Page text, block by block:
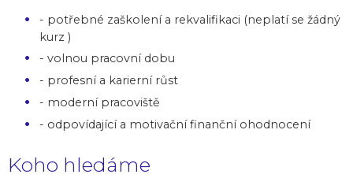
- potřebné zaškolení a rekvalifikaci (neplatí se žádný
kurz )
- volnou pracovní dobu
- profesní a karierní růst
- moderní pracoviště
- odpovídající a motivační finanční ohodnocení
Koho hledáme